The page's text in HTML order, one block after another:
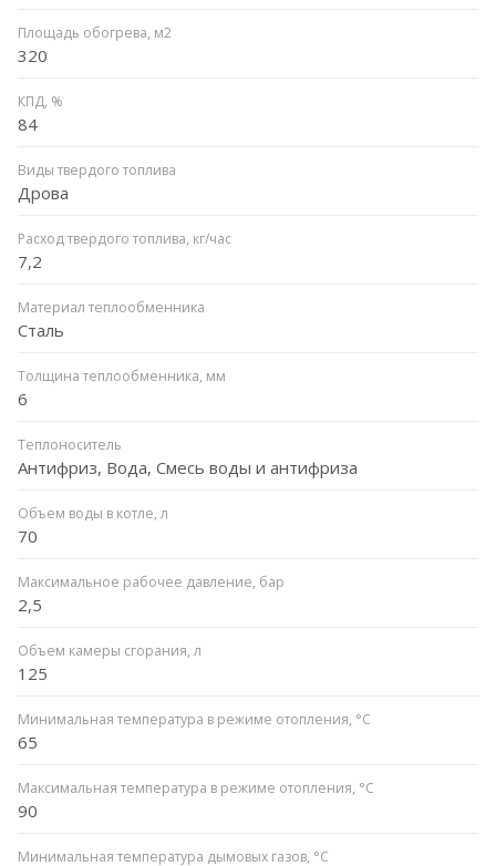
Площадь обогрева, м2
320
КПД, %
84
Виды твердого топлива
Дрова
Расход твердого топлива, кг/час
7,2
Материал теплообменника
Сталь
Толщина теплообменника, мм
6
Теплоноситель
Антифриз, Вода, Смесь воды и антифриза
Объем воды в котле, л
70
Максимальное рабочее давление, бар
2,5
Объем камеры сгорания, л
125
Минимальная температура в режиме отопления, °C
65
Максимальная температура в режиме отопления, °C
90
Минимальная температура дымовых газов, °C